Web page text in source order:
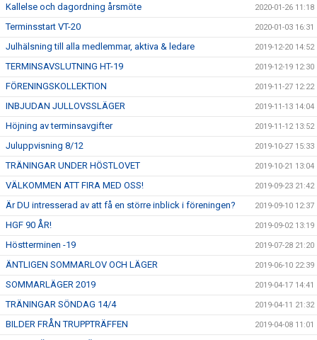
Kallelse och dagordning årsmöte 2020-01-26 11:18
Terminsstart VT-20 2020-01-03 16:31
Julhälsning till alla medlemmar, aktiva & ledare 2019-12-20 14:52
TERMINSAVSLUTNING HT-19 2019-12-19 12:30
FÖRENINGSKOLLEKTION 2019-11-27 12:22
INBJUDAN JULLOVSSLÄGER 2019-11-13 14:04
Höjning av terminsavgifter 2019-11-12 13:52
Juluppvisning 8/12 2019-10-27 15:33
TRÄNINGAR UNDER HÖSTLOVET 2019-10-21 13:04
VÄLKOMMEN ATT FIRA MED OSS! 2019-09-23 21:42
Är DU intresserad av att få en större inblick i föreningen? 2019-09-10 12:37
HGF 90 ÅR! 2019-09-02 13:19
Höstterminen -19 2019-07-28 21:20
ÄNTLIGEN SOMMARLOV OCH LÄGER 2019-06-10 22:39
SOMMARLÄGER 2019 2019-04-17 14:41
TRÄNINGAR SÖNDAG 14/4 2019-04-11 21:32
BILDER FRÅN TRUPPTRÄFFEN 2019-04-08 11:01